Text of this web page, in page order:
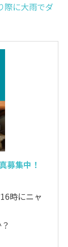
際に大雨でダ
募集中！
時にニャ